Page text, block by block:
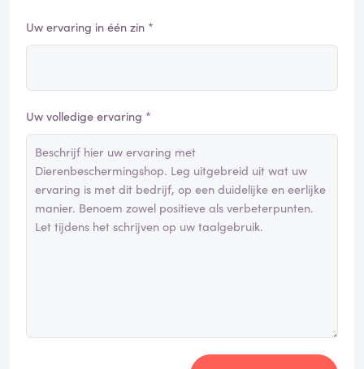
Uw ervaring in één zin *
Uw volledige ervaring *